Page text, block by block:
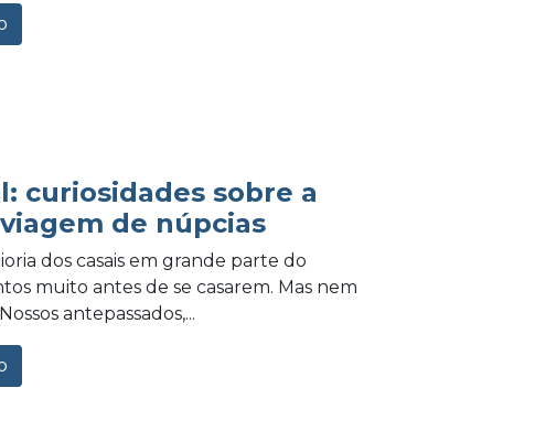
curiosidades sobre a
de núpcias
dos casais em grande parte do
muito antes de se casarem. Mas nem
antepassados,...